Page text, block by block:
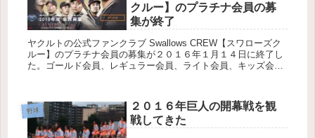
クルー】のプラチナ会員の募
集が終了
ヤクルトの公式ファンクラブ Swallows CREW【スワローズク
ルー】のプラチナ会員の募集が２０１６年１月１４日に終了し
た。ゴールド会員、レギュラー会員、ライト会員、キッズ会員
野球
２０１６年巨人の開幕戦を観
戦してきた